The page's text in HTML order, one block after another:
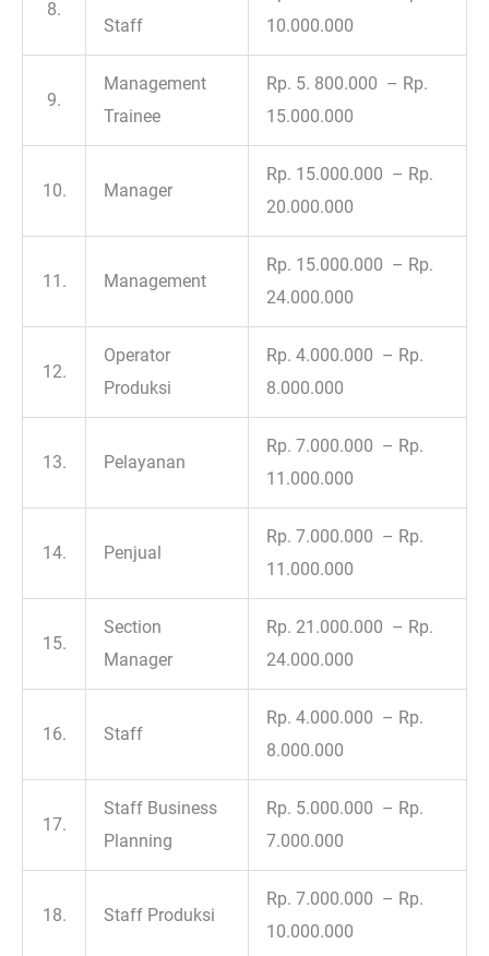
8.
Staff
10.000.000
9.
Management
Trainee
Rp. 5. 800.000 – Rp.
15.000.000
10. Manager
Rp. 15.000.000 – Rp.
20.000.000
11. Management
Rp. 15.000.000 – Rp.
24.000.000
12.
Operator
Produksi
Rp. 4.000.000 – Rp.
8.000.000
13. Pelayanan
Rp. 7.000.000 – Rp.
11.000.000
14. Penjual
Rp. 7.000.000 – Rp.
11.000.000
15.
Section
Manager
Rp. 21.000.000 – Rp.
24.000.000
16. Staff
Rp. 4.000.000 – Rp.
8.000.000
17.
Staff Business
Planning
Rp. 5.000.000 – Rp.
7.000.000
18. Staff Produksi
Rp. 7.000.000 – Rp.
10.000.000